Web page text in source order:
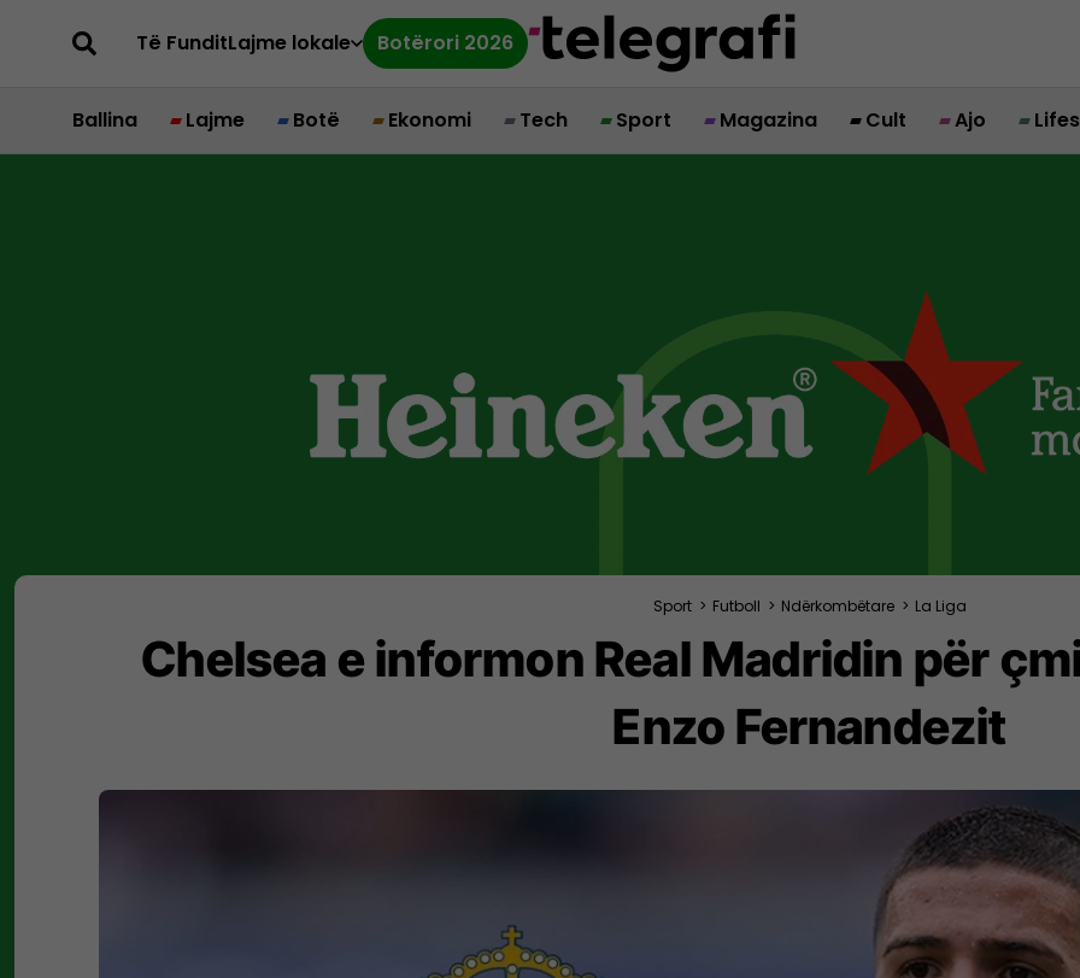
Të FunditLajme lokale Botërori 2026
Ballina Lajme Botë Ekonomi Tech Sport Magazina Cult Ajo
Sport > Futboll > Ndërkombëtare > La Liga
Chelsea e informon Real Madridin për
Enzo Fernandezit